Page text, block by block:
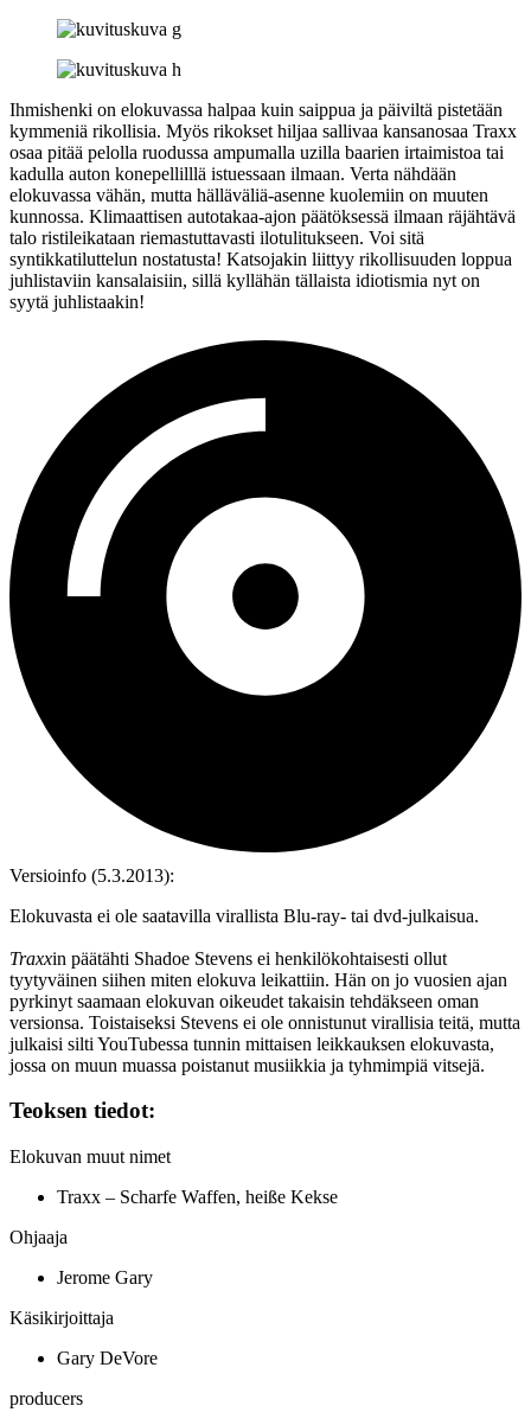
Ihmishenki on elokuvassa halpaa kuin saippua ja päiviltä pistetään
kymmeniä rikollisia. Myös rikokset hiljaa sallivaa kansanosaa Traxx
osaa pitää pelolla ruodussa ampumalla uzilla baarien irtaimistoa tai
kadulla auton konepellilllä istuessaan ilmaan. Verta nähdään
elokuvassa vähän, mutta hälläväliä-asenne kuolemiin on muuten
kunnossa. Klimaattisen autotakaa-ajon päätöksessä ilmaan räjähtävä
talo ristileikataan riemastuttavasti ilotulitukseen. Voi sitä
syntikkatiluttelun nostatusta! Katsojakin liittyy rikollisuuden loppua
juhlistaviin kansalaisiin, sillä kyllähän tällaista idiotismia nyt on
syytä juhlistaakin!
Versioinfo (5.3.2013):
Elokuvasta ei ole saatavilla virallista Blu‑ray‑ tai dvd‑julkaisua.
Traxxin päätähti Shadoe Stevens ei henkilökohtaisesti ollut
tyytyväinen siihen miten elokuva leikattiin. Hän on jo vuosien ajan
pyrkinyt saamaan elokuvan oikeudet takaisin tehdäkseen oman
versionsa. Toistaiseksi Stevens ei ole onnistunut virallisia teitä, mutta
julkaisi silti YouTubessa tunnin mittaisen leikkauksen elokuvasta,
jossa on muun muassa poistanut musiikkia ja tyhmimpiä vitsejä.
Teoksen tiedot:
Elokuvan muut nimet
Traxx – Scharfe Waffen, heiße Kekse
Ohjaaja
Jerome Gary
Käsikirjoittaja
Gary DeVore
producers